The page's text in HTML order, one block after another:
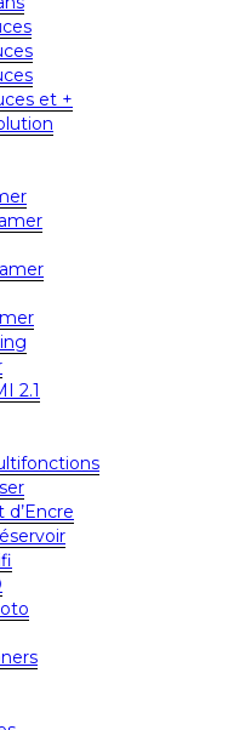
et +
2.1